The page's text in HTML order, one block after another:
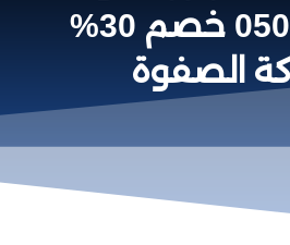
0509091475 خصم 30%
الصفوة